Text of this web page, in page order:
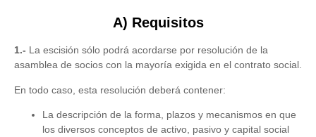
A) Requisitos
1.- La escisión sólo podrá acordarse por resolución de la
asamblea de socios con la mayoría exigida en el contrato social.
En todo caso, esta resolución deberá contener:
La descripción de la forma, plazos y mecanismos en que
los diversos conceptos de activo, pasivo y capital social